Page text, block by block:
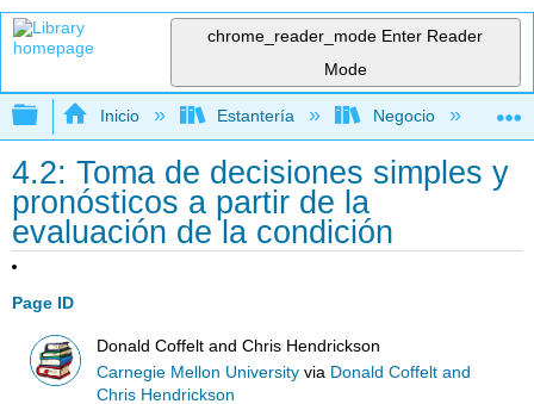
chrome_reader_mode Enter Reader
Mode
Expandir/contraer jerarquía global
Inicio Estantería Negocio
4.2: Toma de decisiones simples y
pronósticos a partir de la
evaluación de la condición
Page ID
Donald Coffelt and Chris Hendrickson
Carnegie Mellon University via Donald Coffelt and
Chris Hendrickson